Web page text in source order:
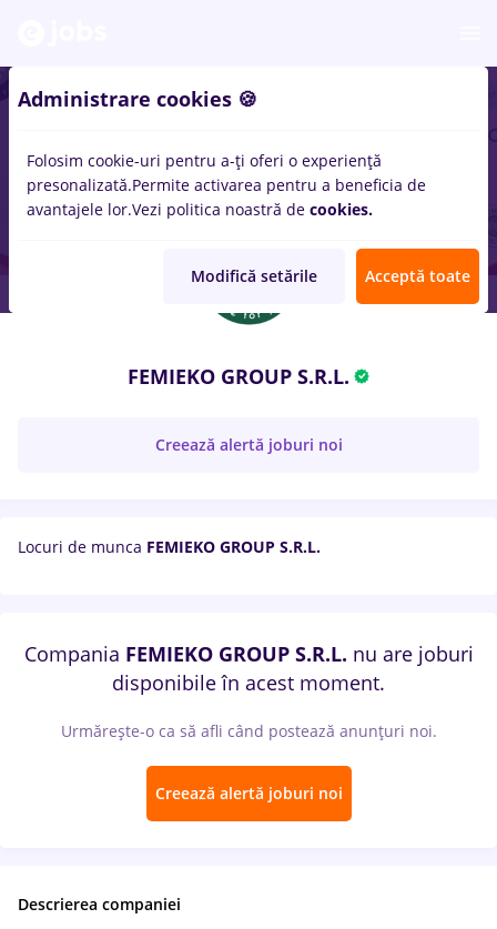
FEMIEKO GROUP S.R.L.
Creează alertă joburi noi
Locuri de munca FEMIEKO GROUP S.R.L.
Compania FEMIEKO GROUP S.R.L. nu are joburi
disponibile în acest moment.
Urmărește-o ca să afli când postează anunțuri noi.
Creează alertă joburi noi
Descrierea companiei
Administrare cookies 🍪
Folosim cookie-uri pentru a-ți oferi o experiență
presonalizată.Permite activarea pentru a beneficia de
avantajele lor.Vezi politica noastră de cookies.
Modifică setările Acceptă toate